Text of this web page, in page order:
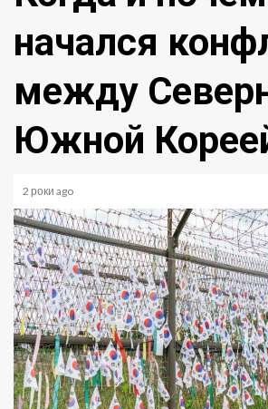
начался
между
Южной
2 роки ago